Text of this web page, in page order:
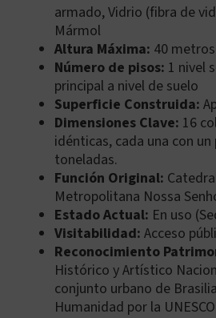
armado, Vidrio (fibra de
Mármol
Altura Máxima: 40 metros
Número de pisos: 1 nivel
principal a nivel de suelo
Superficie Construida:
Dimensiones Clave: 16
idénticas, cada una con un
toneladas.
Función Original:
Metropolitana Nossa
Estado Actual: En uso
Visitabilidad: Acceso
Reconocimiento
Histórico y Artístico
conjunto urbano de
Humanidad por la